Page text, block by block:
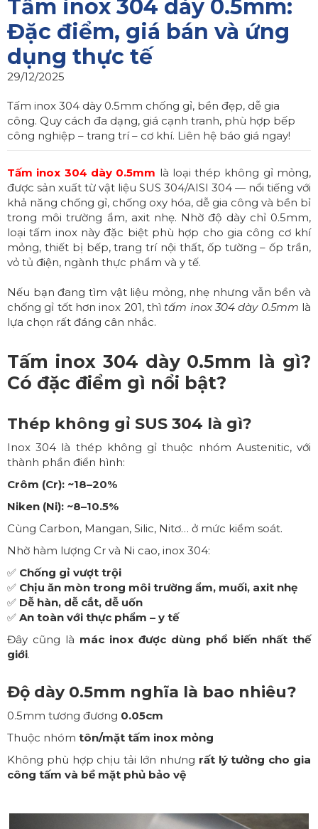
Tấm inox 304 dày 0.5mm:
Đặc điểm, giá bán và ứng
dụng thực tế
29/12/2025
Tấm inox 304 dày 0.5mm chống gỉ, bền đẹp, dễ gia
công. Quy cách đa dạng, giá cạnh tranh, phù hợp bếp
công nghiệp – trang trí – cơ khí. Liên hệ báo giá ngay!
Tấm inox 304 dày 0.5mm là loại thép không gỉ mỏng,
được sản xuất từ vật liệu SUS 304/AISI 304 — nổi tiếng với
khả năng chống gỉ, chống oxy hóa, dễ gia công và bền bỉ
trong môi trường ẩm, axit nhẹ. Nhờ độ dày chỉ 0.5mm,
loại tấm inox này đặc biệt phù hợp cho gia công cơ khí
mỏng, thiết bị bếp, trang trí nội thất, ốp tường – ốp trần,
vỏ tủ điện, ngành thực phẩm và y tế.
Nếu bạn đang tìm vật liệu mỏng, nhẹ nhưng vẫn bền và
chống gỉ tốt hơn inox 201, thì tấm inox 304 dày 0.5mm là
lựa chọn rất đáng cân nhắc.
Tấm inox 304 dày 0.5mm là gì?
Có đặc điểm gì nổi bật?
Thép không gỉ SUS 304 là gì?
Inox 304 là thép không gỉ thuộc nhóm Austenitic, với
thành phần điển hình:
Crôm (Cr): ~18–20%
Niken (Ni): ~8–10.5%
Cùng Carbon, Mangan, Silic, Nitơ… ở mức kiểm soát.
Nhờ hàm lượng Cr và Ni cao, inox 304:
✅ Chống gỉ vượt trội
✅ Chịu ăn mòn trong môi trường ẩm, muối, axit nhẹ
✅ Dễ hàn, dễ cắt, dễ uốn
✅ An toàn với thực phẩm – y tế
Đây cũng là mác inox được dùng phổ biến nhất thế
giới.
Độ dày 0.5mm nghĩa là bao nhiêu?
0.5mm tương đương 0.05cm
Thuộc nhóm tôn/mặt tấm inox mỏng
Không phù hợp chịu tải lớn nhưng rất lý tưởng cho gia
công tấm và bề mặt phủ bảo vệ